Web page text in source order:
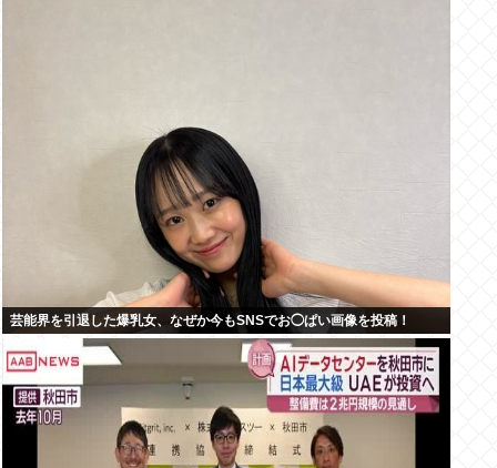
芸能界を引退した爆乳女、なぜか今もSNSでお◯ぱい画像を投稿！